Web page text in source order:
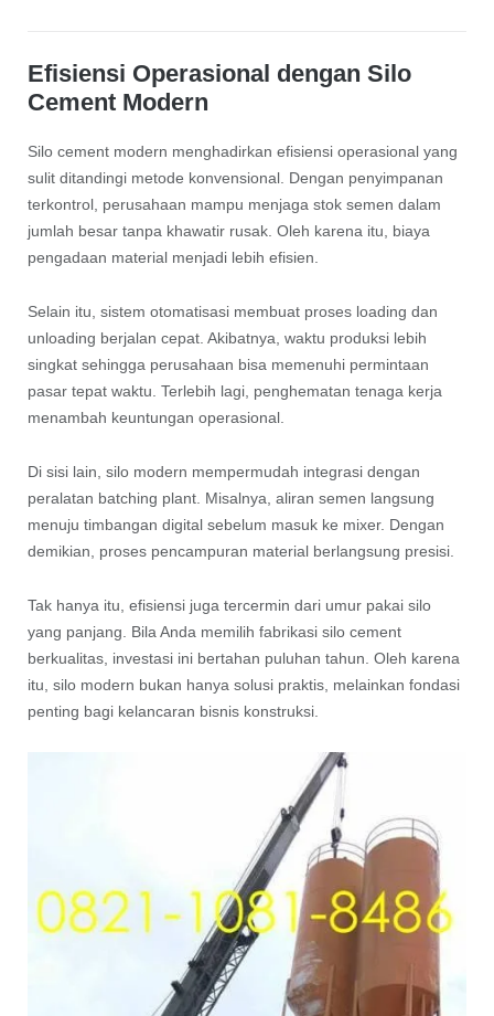
Efisiensi Operasional dengan Silo
Cement Modern
Silo cement modern menghadirkan efisiensi operasional yang
sulit ditandingi metode konvensional. Dengan penyimpanan
terkontrol, perusahaan mampu menjaga stok semen dalam
jumlah besar tanpa khawatir rusak. Oleh karena itu, biaya
pengadaan material menjadi lebih efisien.
Selain itu, sistem otomatisasi membuat proses loading dan
unloading berjalan cepat. Akibatnya, waktu produksi lebih
singkat sehingga perusahaan bisa memenuhi permintaan
pasar tepat waktu. Terlebih lagi, penghematan tenaga kerja
menambah keuntungan operasional.
Di sisi lain, silo modern mempermudah integrasi dengan
peralatan batching plant. Misalnya, aliran semen langsung
menuju timbangan digital sebelum masuk ke mixer. Dengan
demikian, proses pencampuran material berlangsung presisi.
Tak hanya itu, efisiensi juga tercermin dari umur pakai silo
yang panjang. Bila Anda memilih fabrikasi silo cement
berkualitas, investasi ini bertahan puluhan tahun. Oleh karena
itu, silo modern bukan hanya solusi praktis, melainkan fondasi
penting bagi kelancaran bisnis konstruksi.